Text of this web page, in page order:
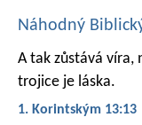
Náhodný
A tak zůstává víra,
trojice je láska.
1. Korintským 13:13